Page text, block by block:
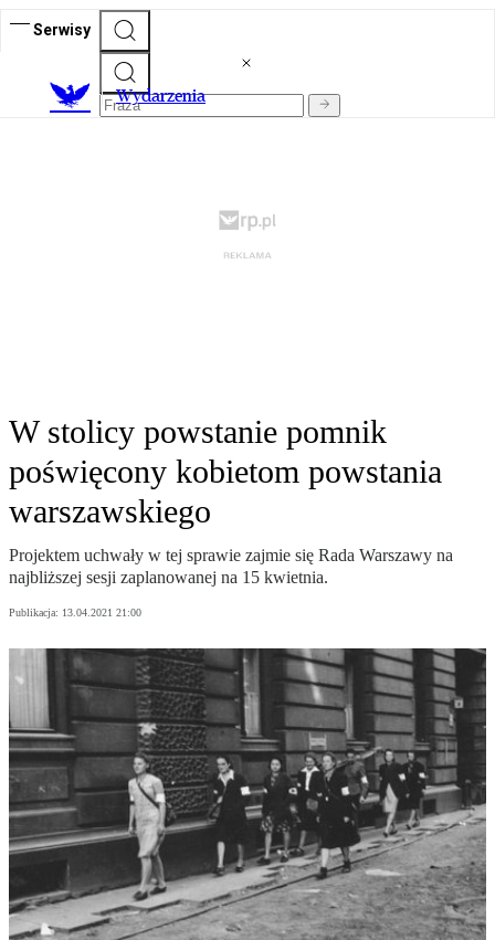
Serwisy
Wydarzenia
W stolicy powstanie pomnik
poświęcony kobietom powstania
warszawskiego
Projektem uchwały w tej sprawie zajmie się Rada Warszawy na
najbliższej sesji zaplanowanej na 15 kwietnia.
Publikacja: 13.04.2021 21:00